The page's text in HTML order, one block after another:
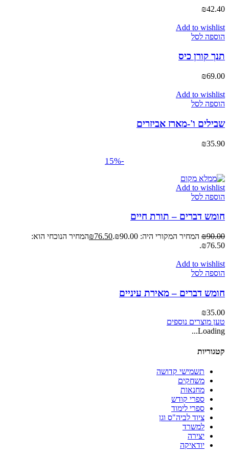
₪42.40
Add to wishlist
הוספה לסל
תנך קורן כיס
₪69.00
Add to wishlist
הוספה לסל
שבילים ו'-מארז אביזרים
₪35.90
-15%
Add to wishlist
הוספה לסל
חומש דברים – תורת חיים
₪90.00 המחיר המקורי היה: ₪90.00. ₪76.50
המחיר הנוכחי הוא:
₪76.50.
Add to wishlist
הוספה לסל
חומש דברים – מאירת עיניים
₪35.00
טען מוצרים נוספים
Loading...
קטגוריות
תשמישי קדושה
משחקים
מחנאות
ספרי קודש
ספרי לימוד
ציוד לביה"ס וגן
למשרד
יצירה
יודאיקה